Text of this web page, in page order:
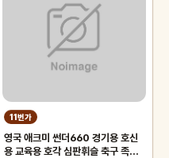
11번가
영국 애크미 썬더660 경기용 호신
용 교육용 호각 심판휘슬 축구 족구